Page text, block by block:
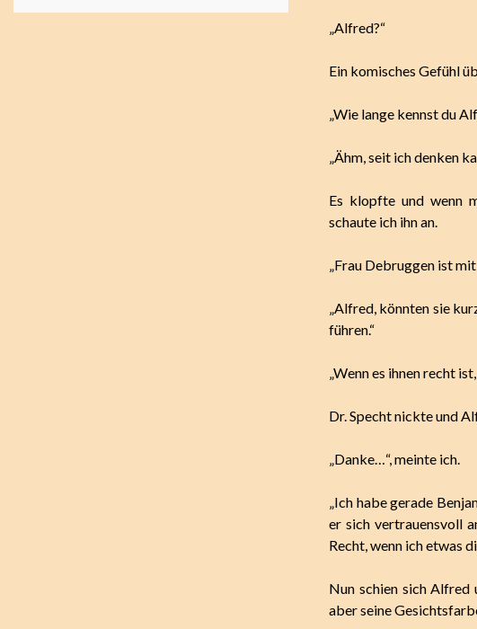
„Alfred?“
Ein komisches Gefühl
„Wie lange kennst du
„Ähm, seit ich denken
Es klopfte und wenn
schaute ich ihn an.
„Frau Debruggen ist
„Alfred, könnten sie
führen.“
„Wenn es ihnen recht
Dr. Specht nickte und
„Danke…“, meinte ich.
„Ich habe gerade
er sich vertrauensvoll
Recht, wenn ich etwas
Nun schien sich Alfred
aber seine